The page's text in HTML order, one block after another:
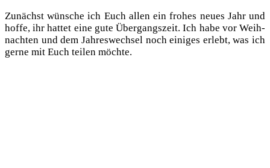
Zunächst wün­sche ich Euch allen ein fro­hes neu­es Jahr und
hof­fe, ihr hat­tet eine gute Über­gangs­zeit. Ich habe vor Weih­
nach­ten und dem Jah­res­wech­sel noch eini­ges erlebt, was ich
ger­ne mit Euch tei­len möchte.